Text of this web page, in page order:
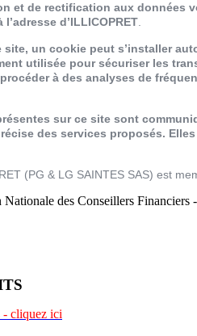
et de rectification aux
d’ILLICOPRET
un cookie peut s’installer
utilisée pour sécuriser les
procéder à des analyses de
sur ce site sont
des services proposés.
(PG & LG SAINTES SAS) est
des Conseillers Financiers
- cliquez ici